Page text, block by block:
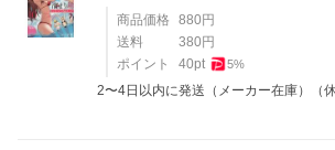
商品価格 880 円
送料
380 円
ポイント
40pt 5%
2〜4日以内に発送（メーカー在庫）（